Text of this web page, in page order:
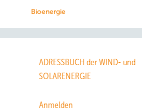
Bioenergie
ADRESSBUCH der WIND- und
SOLARENERGIE
Anmelden